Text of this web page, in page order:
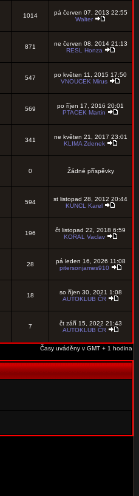
1014
pá červen 07, 2013 22:55
Walter
871
ne červen 08, 2014 21:13
RESL Honza
547
po květen 11, 2015 17:50
VNOUCEK Mirus
569
po říjen 17, 2016 20:01
PTACEK Martin
341
ne květen 21, 2017 23:01
KLIMA Zdenek
0 Žádné příspěvky
594
st listopad 28, 2012 20:44
KUNCL Karel
196
čt listopad 22, 2018 6:59
KORAL Vaclav
28
pá leden 16, 2026 11:08
pitersonjames910
18
so říjen 30, 2021 1:08
AUTOKLUB ČR
7
čt září 15, 2022 21:43
AUTOKLUB ČR
Časy uváděny v GMT + 1 hodina